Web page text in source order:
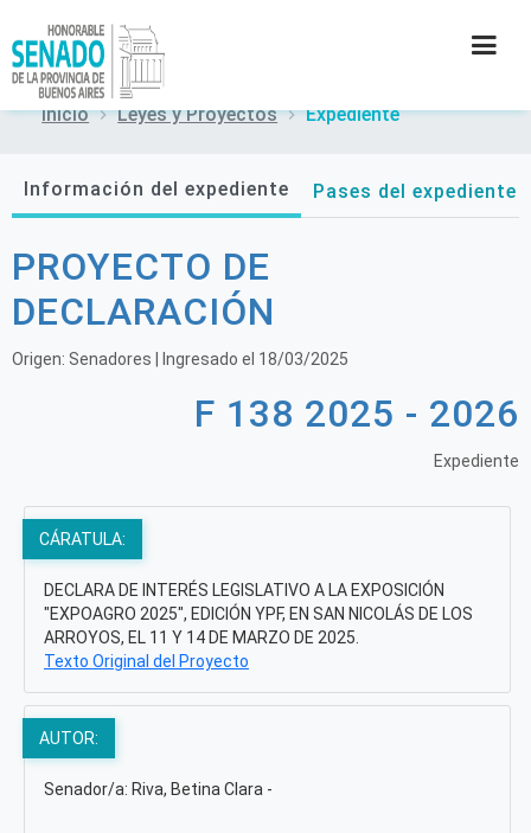
SECRETARÍAS
PRENSA
CONTACTO
Inicio Leyes y Proyectos Expediente
Información del expediente Pases del expediente
PROYECTO DE
DECLARACIÓN
Origen: Senadores | Ingresado el 18/03/2025
F 138 2025 - 2026
Expediente
CÁRATULA:
DECLARA DE INTERÉS LEGISLATIVO A LA EXPOSICIÓN
"EXPOAGRO 2025", EDICIÓN YPF, EN SAN NICOLÁS DE LOS
ARROYOS, EL 11 Y 14 DE MARZO DE 2025.
Texto Original del Proyecto
AUTOR:
Senador/a: Riva, Betina Clara -